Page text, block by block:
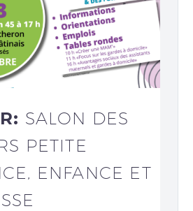
SALON DES
PETITE
ENFANCE ET